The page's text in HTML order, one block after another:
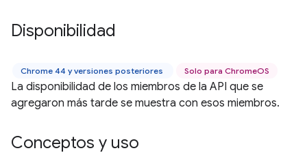
Disponibilidad
Chrome 44 y versiones posteriores Solo para ChromeOS
La disponibilidad de los miembros de la API que se
agregaron más tarde se muestra con esos miembros.
Conceptos y uso